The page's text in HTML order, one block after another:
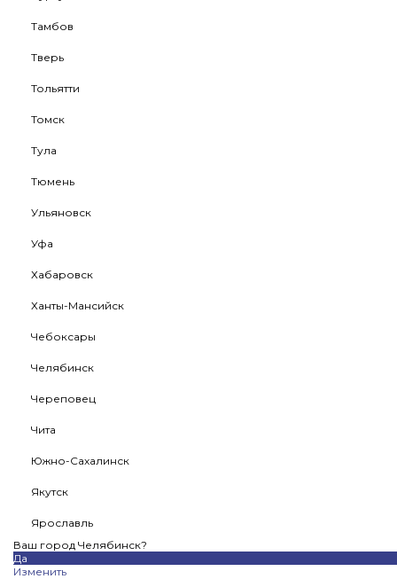
Тамбов
Тверь
Тольятти
Томск
Тула
Тюмень
Ульяновск
Уфа
Хабаровск
Ханты-Мансийск
Чебоксары
Челябинск
Череповец
Чита
Южно-Сахалинск
Якутск
Ярославль
Ваш город Челябинск?
Да
Изменить